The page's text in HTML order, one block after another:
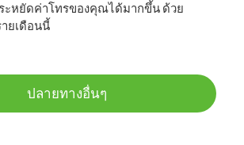
ะหยัดค่าโทรของคุณได้มากขึ้น ด้วย
ยเดือนนี้
ปลายทางอื่นๆ